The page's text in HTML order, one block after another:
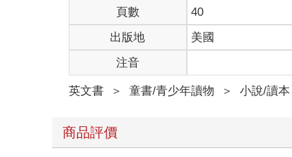
頁數
40
出版地
美國
注音
英文書 ＞ 童書/青少年讀物 ＞ 小說/讀本
商品評價